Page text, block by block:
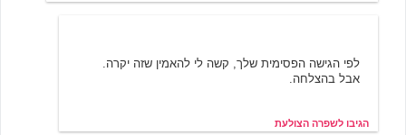
לפי הגישה הפסימית שלך, קשה לי להאמין שזה יקרה.
אבל בהצלחה.
הגיבו לשפרה הצולעת